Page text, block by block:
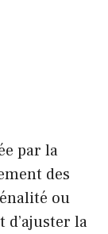
par la
des
ou
d’ajuster la